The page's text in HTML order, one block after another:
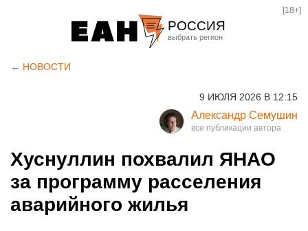
РОССИЯ
Курган
Оренбург
[18+]
← НОВОСТИ
9 ИЮЛЯ 2026 В 12:15
Александр Семушин
Хуснуллин похвалил ЯНАО
за программу расселения
аварийного жилья